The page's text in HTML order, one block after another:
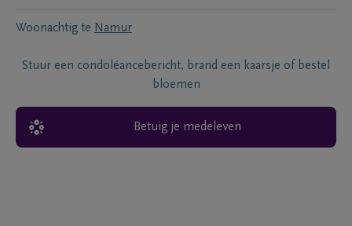
Woonachtig te Namur
Stuur een condoléancebericht, brand een kaarsje of bestel
bloemen
Betuig je medeleven